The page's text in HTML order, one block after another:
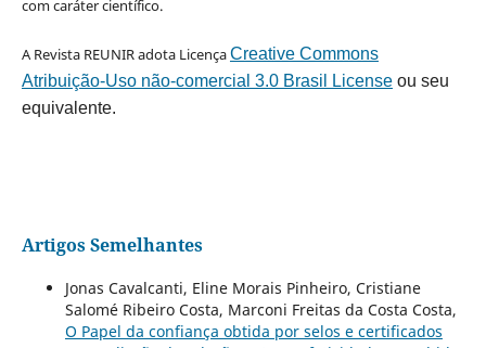
com caráter científico.
A Revista REUNIR adota LicençaCreative Commons
Atribuição-Uso não-comercial 3.0 Brasil Licenseou seu
equivalente.
Artigos Semelhantes
Jonas Cavalcanti, Eline Morais Pinheiro, Cristiane
Salomé Ribeiro Costa, Marconi Freitas da Costa Costa,
O Papel da confiança obtida por selos e certificados